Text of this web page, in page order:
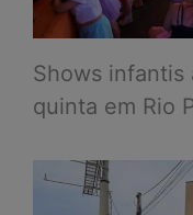
Shows infantis
quinta em Rio